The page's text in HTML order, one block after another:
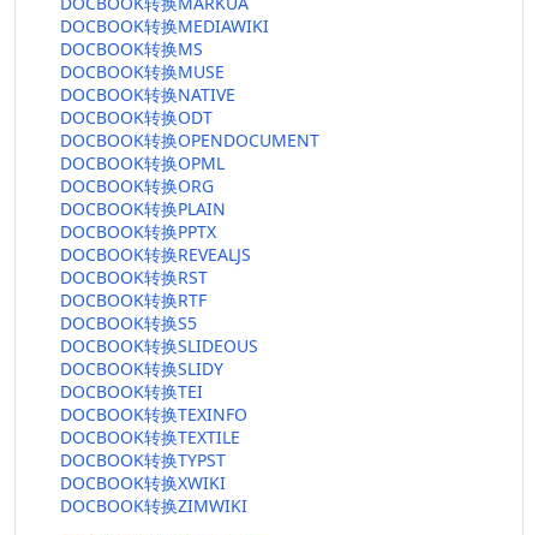
DOCBOOK转换MEDIAWIKI
DOCBOOK转换MS
DOCBOOK转换MUSE
DOCBOOK转换NATIVE
DOCBOOK转换ODT
DOCBOOK转换OPENDOCUMENT
DOCBOOK转换OPML
DOCBOOK转换ORG
DOCBOOK转换PLAIN
DOCBOOK转换PPTX
DOCBOOK转换REVEALJS
DOCBOOK转换RST
DOCBOOK转换RTF
DOCBOOK转换S5
DOCBOOK转换SLIDEOUS
DOCBOOK转换SLIDY
DOCBOOK转换TEI
DOCBOOK转换TEXINFO
DOCBOOK转换TEXTILE
DOCBOOK转换TYPST
DOCBOOK转换XWIKI
DOCBOOK转换ZIMWIKI